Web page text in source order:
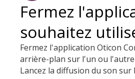
Fermez
souhaitez
Fermez l'application Oticon
arrière-plan sur l'un ou l'autre
Lancez la diffusion du son